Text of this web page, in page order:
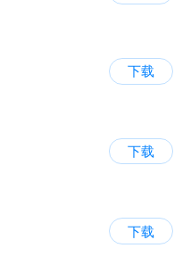
下载
下载
下载